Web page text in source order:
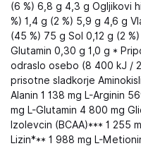
(6 %) 6,8 g 4,3 g Ogljikovi
%) 1,4 g (2 %) 5,9 g 4,6 g
(45 %) 75 g Sol 0,12 g (2
Glutamin 0,30 g 1,0 g *
odraslo osebo (8 400 kJ /
prisotne sladkorje
Alanin 1 138 mg L-Arginin
mg L-Glutamin 4 800 mg
Izolevcin (BCAA)*** 1 255
Lizin*** 1 988 mg L-